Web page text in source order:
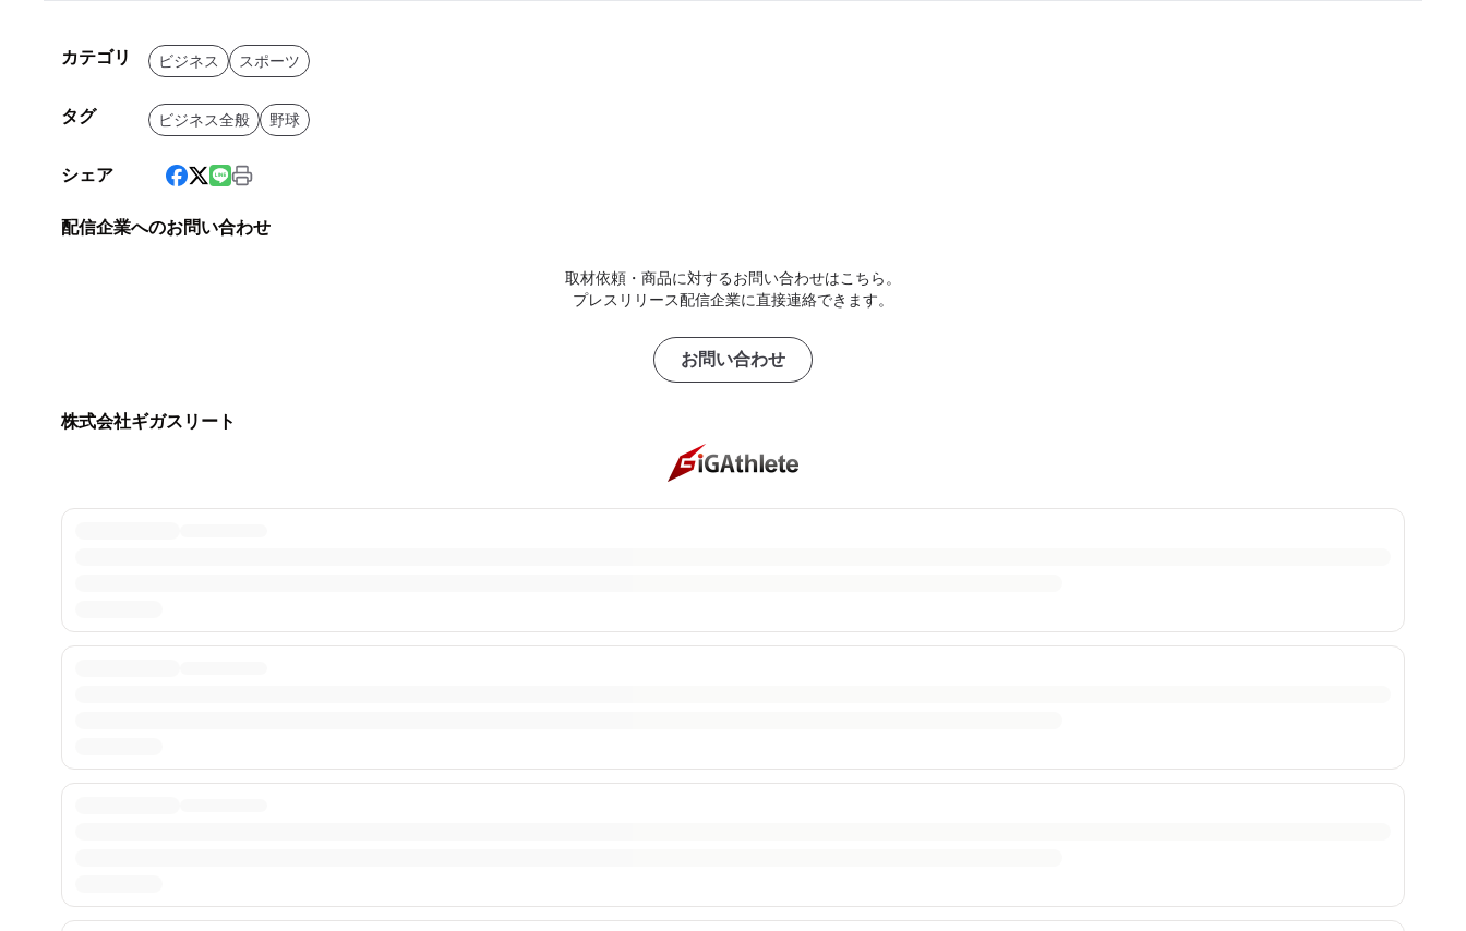
カテゴリ ビジネス スポーツ
タグ ビジネス全般 野球
シェア
配信企業へのお問い合わせ
取材依頼・商品に対するお問い合わせはこちら。
プレスリリース配信企業に直接連絡できます。
お問い合わせ
株式会社ギガスリート